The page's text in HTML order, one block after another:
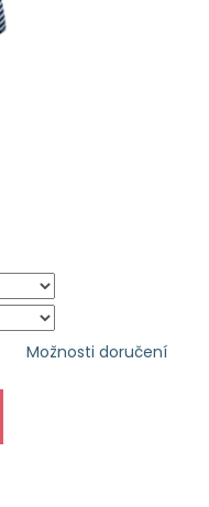
Možnosti doručení